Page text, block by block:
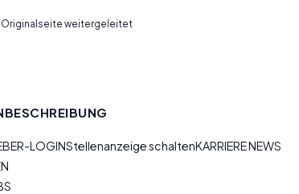
Originalseite weitergeleitet
LOGINStellenanzeige schaltenKARRIERE NEWS